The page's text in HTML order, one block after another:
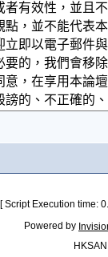
[ Script Execution time:
Powered by